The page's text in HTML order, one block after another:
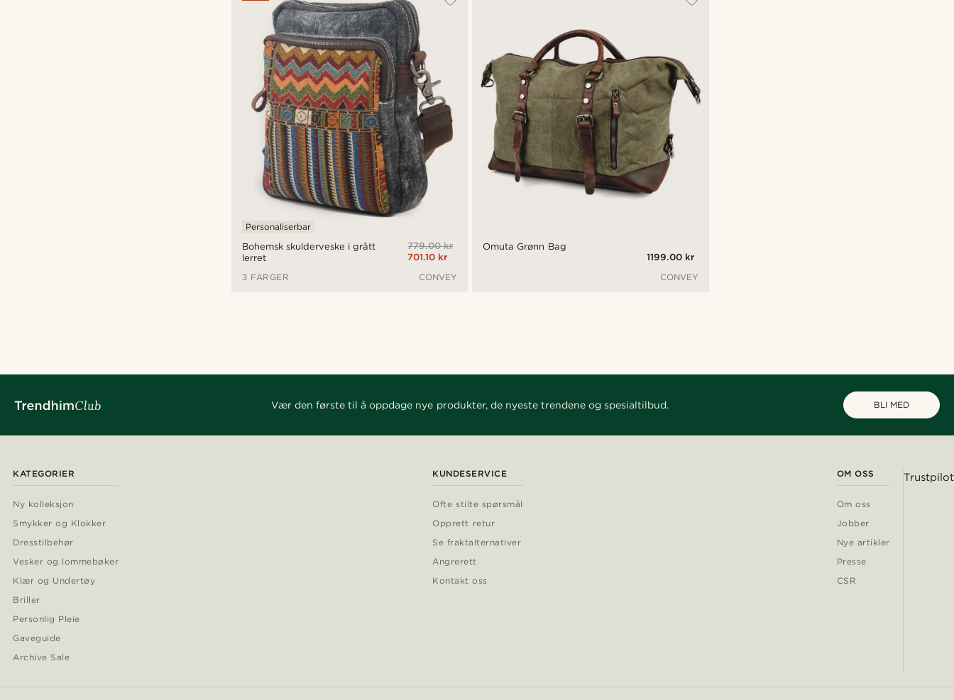
Bohemsk skulderveske i grått
lerret
Personaliserbar
779.00 kr
701.10 kr
3 FARGER
CONVEY
Omuta Grønn Bag
1199.00 kr
CONVEY
Vær den første til å oppdage nye produkter, de nyeste trendene og spesialtilbud. BLI MED
KATEGORIER
Ny kolleksjon
Smykker og Klokker
Dresstilbehør
Vesker og lommebøker
Klær og Undertøy
Briller
Personlig Pleie
Gaveguide
Archive Sale
KUNDESERVICE
Ofte stilte spørsmål
Opprett retur
Se fraktalternativer
Angrerett
Kontakt oss
OM OSS
Om oss
Jobber
Nye artikler
Presse
CSR
Trustpilot